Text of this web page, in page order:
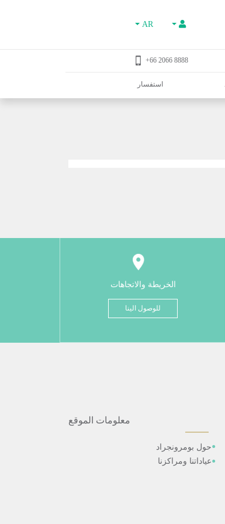
AR
8888 2066 66+
استفسار
الخريطة والاتجاهات
للوصول الينا
معلومات الموقع
حول بومرونجراد
عياداتنا ومراكزنا